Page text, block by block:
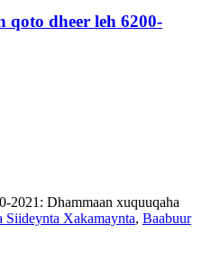
qoto dheer leh 6200-
2021: Dhammaan xuquuqaha
Siideynta Xakamaynta, Baabuur